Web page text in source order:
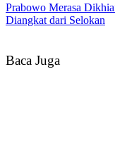
Prabowo Merasa
Diangkat dari Selokan
Baca Juga